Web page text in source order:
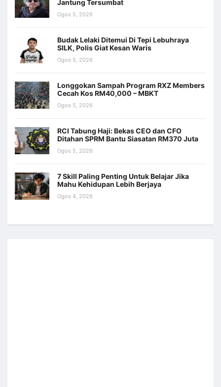
Jantung Tersumbat
Ogos 5, 2026
Budak Lelaki Ditemui Di Tepi Lebuhraya
SILK, Polis Giat Kesan Waris
Ogos 5, 2026
Longgokan Sampah Program RXZ Members
Cecah Kos RM40,000 – MBKT
Ogos 5, 2026
RCI Tabung Haji: Bekas CEO dan CFO
Ditahan SPRM Bantu Siasatan RM370 Juta
Ogos 5, 2026
7 Skill Paling Penting Untuk Belajar Jika
Mahu Kehidupan Lebih Berjaya
Ogos 4, 2026